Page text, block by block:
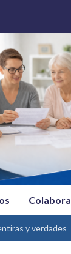
Colabora
y verdades